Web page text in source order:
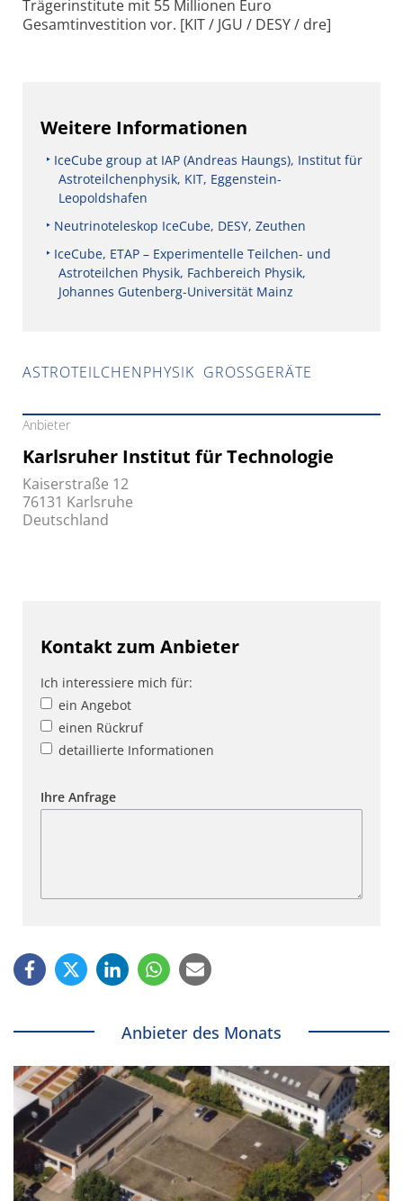
Trägerinstitute mit 55 Millionen Euro
Gesamtinvestition vor. [KIT / JGU / DESY / dre]
Weitere Informationen
IceCube group at IAP (Andreas Haungs), Institut für
Astroteilchenphysik, KIT, Eggenstein-
Leopoldshafen
Neutrinoteleskop IceCube, DESY, Zeuthen
IceCube, ETAP – Experimentelle Teilchen- und
Astroteilchen Physik, Fachbereich Physik,
Johannes Gutenberg-Universität Mainz
ASTROTEILCHENPHYSIK GROSSGERÄTE
Anbieter
Karlsruher Institut für Technologie
Kaiserstraße 12
76131 Karlsruhe
Deutschland
Kontakt zum Anbieter
Ich interessiere mich für:
ein Angebot
einen Rückruf
detaillierte Informationen
Ihre Anfrage
Anbieter des Monats